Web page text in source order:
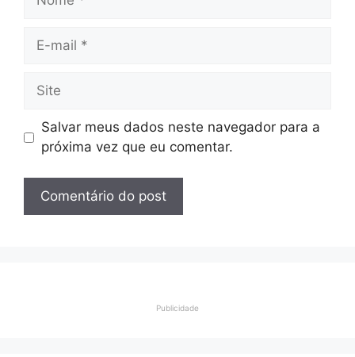
Site
Salvar meus dados neste navegador para a
próxima vez que eu comentar.
Publicidade